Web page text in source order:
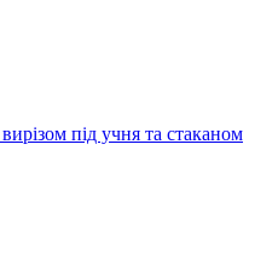
під учня та стаканом